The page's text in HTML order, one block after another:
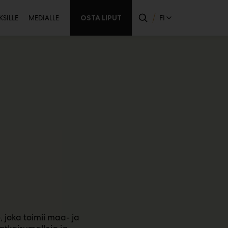
MEDIALLE OSTA LIPUT FI
joka toimii maa- ja